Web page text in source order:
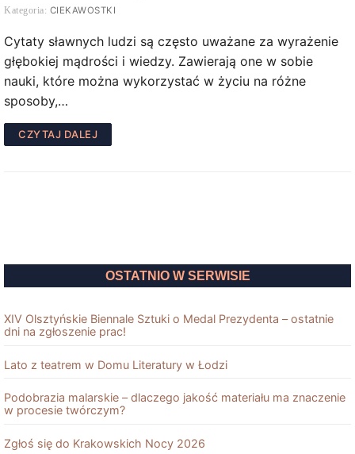
CIEKAWOSTKI
Cytaty sławnych ludzi są często uważane za wyrażenie
głębokiej mądrości i wiedzy. Zawierają one w sobie
nauki, które można wykorzystać w życiu na różne
sposoby,…
CZYTAJ DALEJ
OSTATNIO W SERWISIE
XIV Olsztyńskie Biennale Sztuki o Medal Prezydenta – ostatnie
dni na zgłoszenie prac!
Lato z teatrem w Domu Literatury w Łodzi
Podobrazia malarskie – dlaczego jakość materiału ma znaczenie
w procesie twórczym?
Zgłoś się do Krakowskich Nocy 2026